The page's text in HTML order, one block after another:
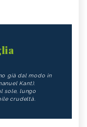
già dal modo in
Kant).
sole, lungo
crudeltà.